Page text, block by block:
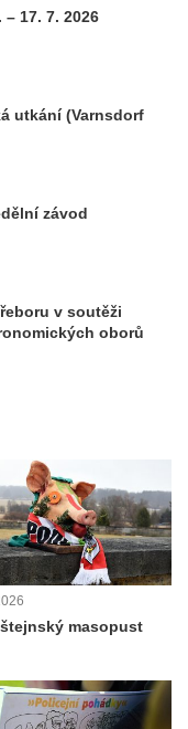
17. 7. 2026
utkání (Varnsdorf
závod
v soutěži
oborů
masopust